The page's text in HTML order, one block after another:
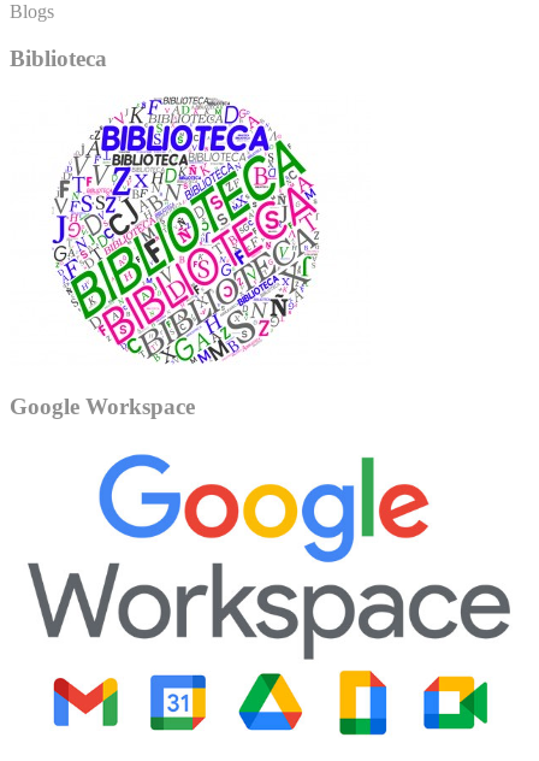
Blogs
Biblioteca
Google Workspace